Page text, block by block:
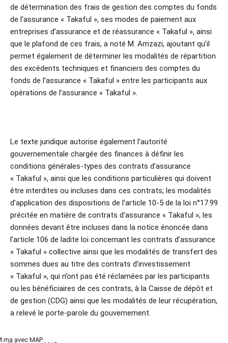
de détermination des frais de gestion des comptes du fonds
de l’assurance « Takaful », ses modes de paiement aux
entreprises d’assurance et de réassurance « Takaful », ainsi
que le plafond de ces frais, a noté M. Amzazi, ajoutant qu’il
permet également de déterminer les modalités de répartition
des excédents techniques et financiers des comptes du
fonds de l’assurance « Takaful » entre les participants aux
opérations de l’assurance « Takaful ».
Le texte juridique autorise également l’autorité
gouvernementale chargée des finances à définir les
conditions générales-types des contrats d’assurance
« Takaful », ainsi que les conditions particulières qui doivent
être interdites ou incluses dans ces contrats; les modalités
d’application des dispositions de l’article 10-5 de la loi n°17.99
précitée en matière de contrats d’assurance « Takaful »; les
données devant être incluses dans la notice énoncée dans
l’article 106 de ladite loi concernant les contrats d’assurance
« Takaful » collective ainsi que les modalités de transfert des
sommes dues au titre des contrats d’investissement
« Takaful », qui n’ont pas été réclamées par les participants
ou les bénéficiaires de ces contrats, à la Caisse de dépôt et
de gestion (CDG) ainsi que les modalités de leur récupération,
a relevé le porte-parole du gouvernement.